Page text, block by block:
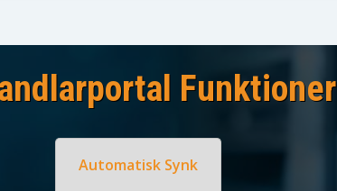
Funktioner
Automatisk Synk